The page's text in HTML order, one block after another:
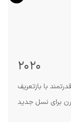
2020
با بازتعریف
برای نسل جدید